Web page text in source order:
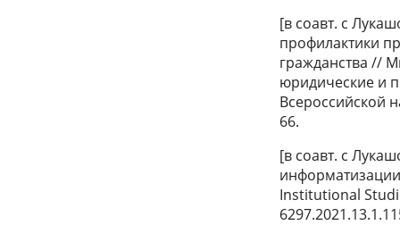
[в соавт. с
профилактики
гражданства //
юридические и
Всероссийской
66.
[в соавт. с
Institutional